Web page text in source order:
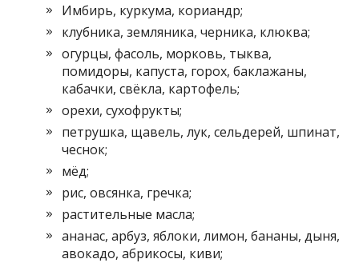
Имбирь, куркума, кориандр;
клубника, земляника, черника, клюква;
огурцы, фасоль, морковь, тыква,
помидоры, капуста, горох, баклажаны,
кабачки, свёкла, картофель;
орехи, сухофрукты;
петрушка, щавель, лук, сельдерей, шпинат,
чеснок;
мёд;
рис, овсянка, гречка;
растительные масла;
ананас, арбуз, яблоки, лимон, бананы, дыня,
авокадо, абрикосы, киви;